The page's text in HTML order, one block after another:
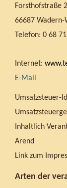
Forsthofstraße
66687 Wadern-
Telefon: 0 68
Internet:
E-Mail
Umsatzsteuer-
Inhaltlich
Arend
Link zum
Arten der